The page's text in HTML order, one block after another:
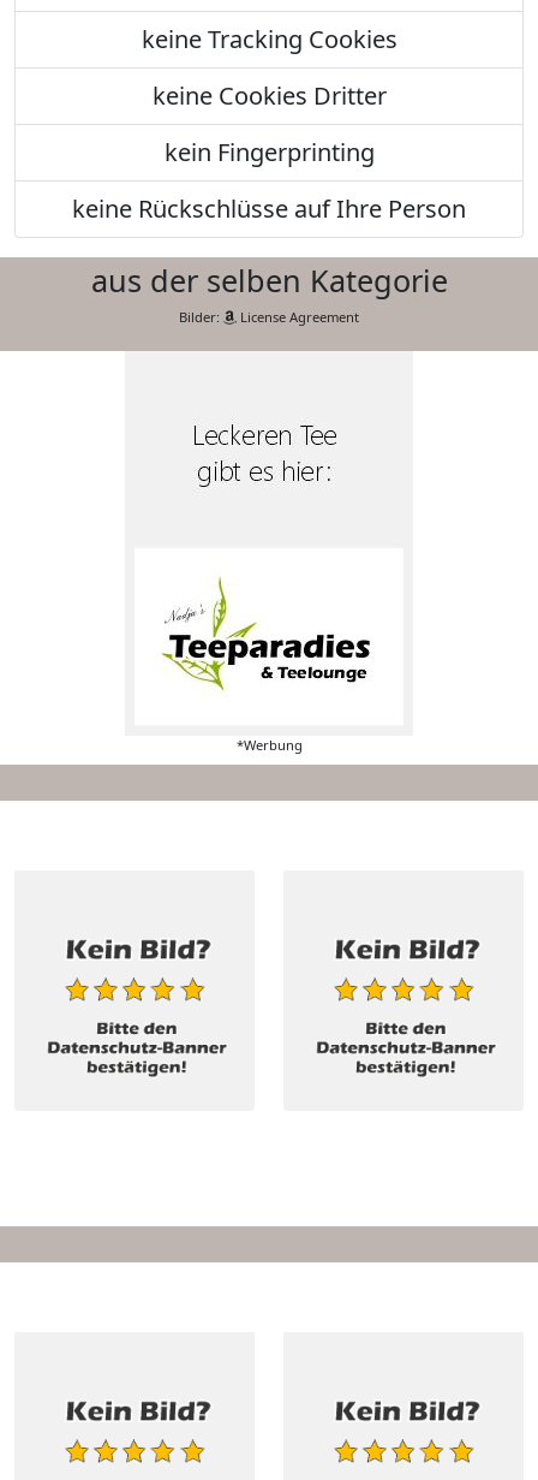
keine Tracking Cookies
keine Cookies Dritter
kein Fingerprinting
keine Rückschlüsse auf Ihre Person
aus der selben Kategorie
Bilder: License Agreement
*Werbung